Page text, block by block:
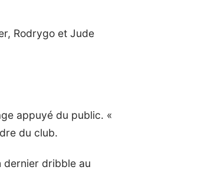
Rodrygo et Jude
appuyé du public. «
du club.
dernier dribble au